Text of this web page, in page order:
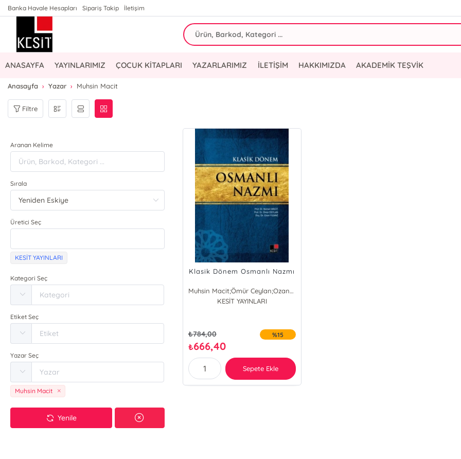
Banka Havale Hesapları Sipariş Takip İletişim
ANASAYFA YAYINLARIMIZ ÇOCUK KİTAPLARI YAZARLARIMIZ İLETİŞİM HAKKIMIZDA AKADEMİK TEŞVİK
Anasayfa Yazar Muhsin Macit
Filtre
Aranan Kelime
Sırala
Üretici Seç
KESİT YAYINLARI
Kategori Seç
Etiket Seç
Yazar Seç
Muhsin Macit
Yenile
Klasik Dönem Osmanlı Nazmı
Muhsin Macit;Ömür Ceylan;Ozan Yılmaz
Muhsin Macit
KESİT YAYINLARI
₺784,00
₺666,40
%15
Sepete Ekle